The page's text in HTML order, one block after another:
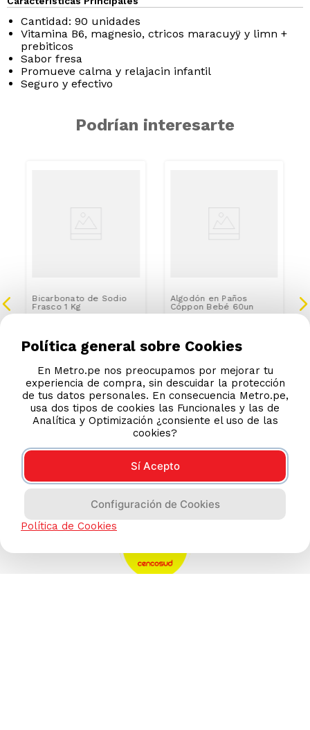
Cantidad: 90 unidades
Vitamina B6, magnesio, c­tricos maracuyÿ y limn +
prebiticos
Sabor fresa
Promueve calma y relajacin infantil
Seguro y efectivo
Podrían interesarte
Bicarbonato de Sodio
Frasco 1 Kg
Algodón en Paños
Cóppon Bebé 60un
Política general sobre Cookies
En Metro.pe nos preocupamos por mejorar tu
experiencia de compra, sin descuidar la protección
de tus datos personales. En consecuencia Metro.pe,
usa dos tipos de cookies las Funcionales y las de
Analítica y Optimización ¿consiente el uso de las
cookies?
Sí Acepto
Configuración de Cookies
Política de Cookies